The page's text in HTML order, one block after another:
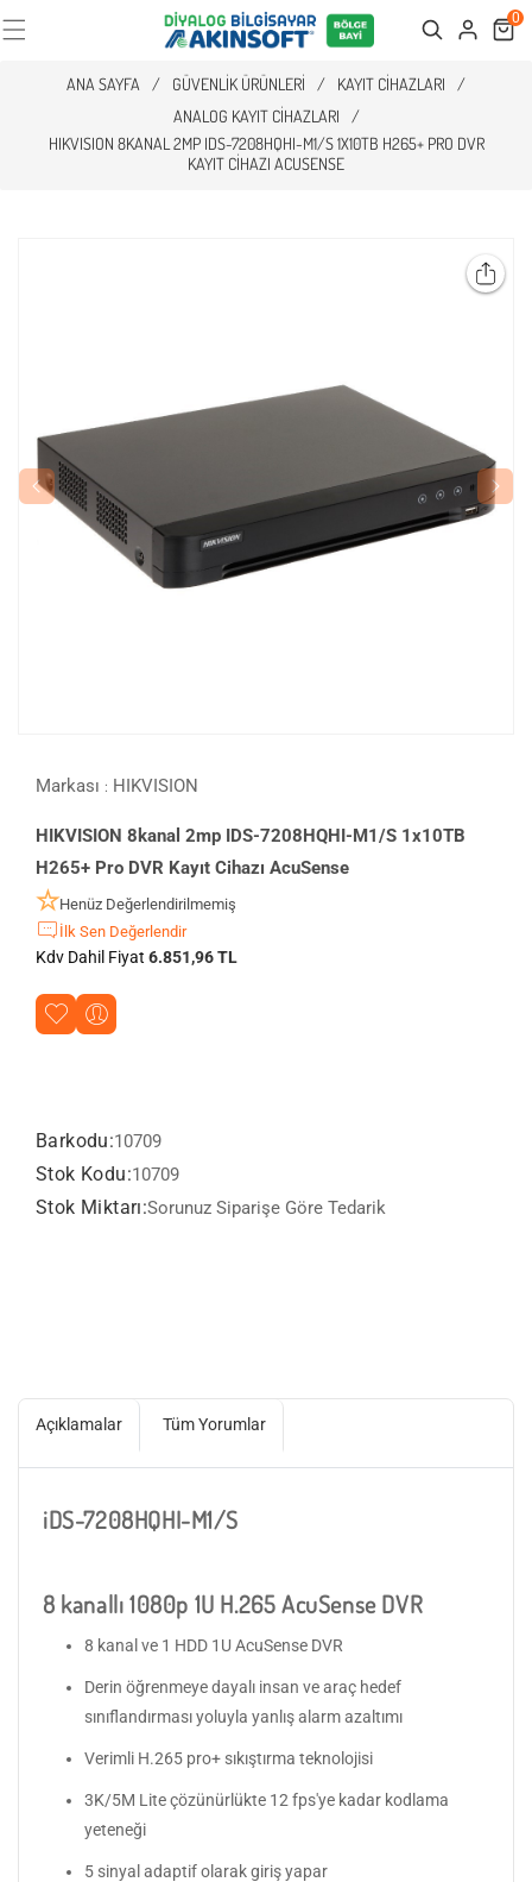
Search Cart
0
ANA SAYFA / GÜVENLIK ÜRÜNLERI / KAYIT CIHAZLARI
/
ANALOG KAYIT CIHAZLARI
/
HIKVISION 8KANAL 2MP IDS-7208HQHI-M1/S 1X10TB H265+ PRO DVR
KAYIT CIHAZI ACUSENSE
Markası : HIKVISION
HIKVISION 8kanal 2mp IDS-7208HQHI-M1/S 1x10TB
H265+ Pro DVR Kayıt Cihazı AcuSense
Henüz Değerlendirilmemiş
İlk Sen Değerlendir
Kdv Dahil Fiyat 6.851,96 TL
Barkodu:10709
Stok Kodu:10709
Stok Miktarı:Sorunuz Siparişe Göre Tedarik
Açıklamalar Tüm Yorumlar
iDS-7208HQHI-M1/S
8 kanallı 1080p 1U H.265 AcuSense DVR
8 kanal ve 1 HDD 1U AcuSense DVR
Derin öğrenmeye dayalı insan ve araç hedef
sınıflandırması yoluyla yanlış alarm azaltımı
Verimli H.265 pro+ sıkıştırma teknolojisi
3K/5M Lite çözünürlükte 12 fps'ye kadar kodlama
yeteneği
5 sinyal adaptif olarak giriş yapar